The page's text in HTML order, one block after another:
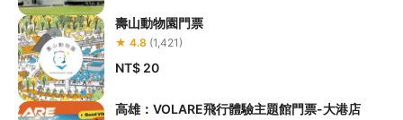
壽山動物園門票
★ 4.8 (1,421)
NT$ 20
高雄：VOLARE飛行體驗主題館門票-大港店